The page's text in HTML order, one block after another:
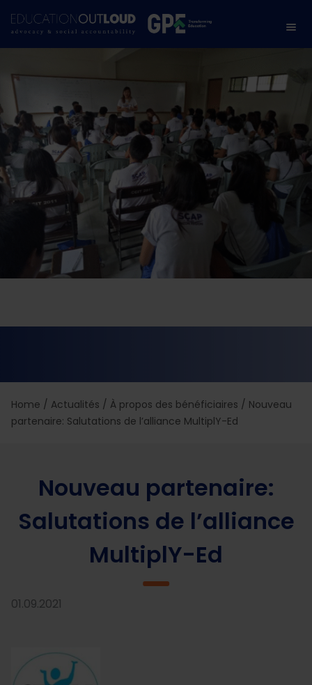
Home / Actualités / À propos des bénéficiaires / Nouveau
partenaire: Salutations de l’alliance MultiplY-Ed
Nouveau partenaire:
Salutations de l’alliance
MultiplY-Ed
01.09.2021